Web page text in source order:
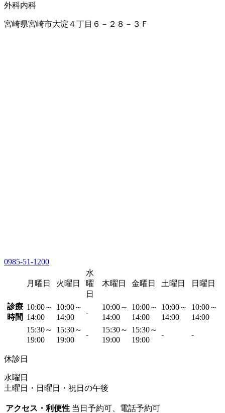
外科内科
宮崎県宮崎市大淀４丁目６－２８－３Ｆ
0985-51-1200
月曜日 火曜日
水
曜
日
木曜日 金曜日 土曜日 日曜日
診療
時間
10:00～
14:00
10:00～
14:00
-
10:00～
14:00
10:00～
14:00
10:00～
14:00
10:00～
14:00
15:30～
19:00
15:30～
19:00
-
15:30～
19:00
15:30～
19:00
- -
休診日
水曜日
土曜日・日曜日・祝日の午後
アクセス・利便性 当日予約可、電話予約可